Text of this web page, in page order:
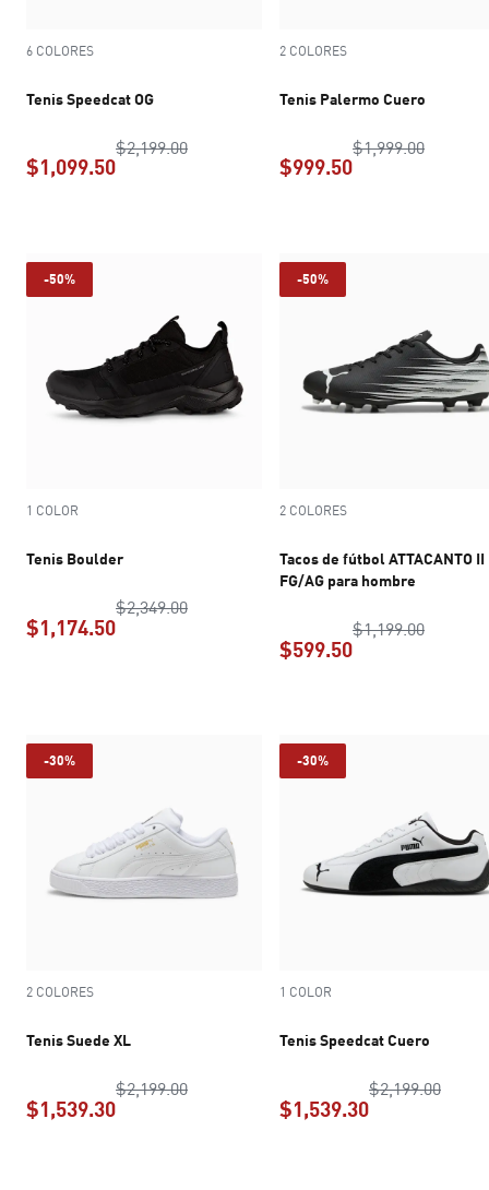
6 COLORES
Tenis Speedcat OG
$2,199.00precio original $2,199.00
$1,099.50
2 COLORES
Tenis Palermo Cuero
$1,999.00precio
$999.50
-50%
1 COLOR
Tenis Boulder
$2,349.00precio original $2,349.00
$1,174.50
-50%
2 COLORES
Tacos de fútbol ATTACANTO II
FG/AG para hombre
$1,199.00precio
$599.50
-30%
2 COLORES
Tenis Suede XL
$2,199.00precio original $2,199.00
$1,539.30
-30%
1 COLOR
Tenis Speedcat Cuero
$2,199.00
$1,539.30